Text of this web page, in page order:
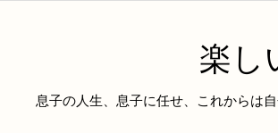
楽し
息子の人生、息子に任せ、これからは